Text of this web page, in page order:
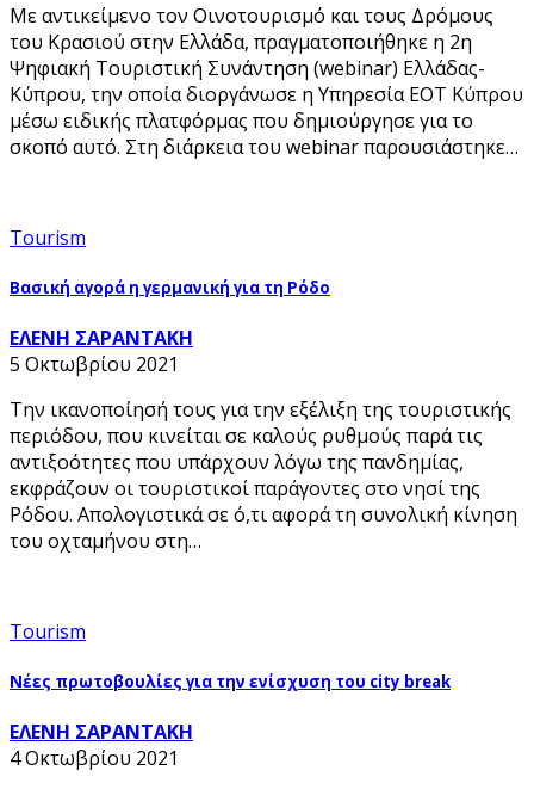
Με αντικείμενο τον Οινοτουρισμό και τους Δρόμους
του Κρασιού στην Ελλάδα, πραγματοποιήθηκε η 2η
Ψηφιακή Τουριστική Συνάντηση (webinar) Ελλάδας-
Κύπρου, την οποία διοργάνωσε η Υπηρεσία ΕΟΤ Κύπρου
μέσω ειδικής πλατφόρμας που δημιούργησε για το
σκοπό αυτό. Στη διάρκεια του webinar παρουσιάστηκε…
Tourism
Βασική αγορά η γερμανική για τη Ρόδο
ΕΛΕΝΗ ΣΑΡΑΝΤΑΚΗ
5 Οκτωβρίου 2021
Την ικανοποίησή τους για την εξέλιξη της τουριστικής
περιόδου, που κινείται σε καλούς ρυθμούς παρά τις
αντιξοότητες που υπάρχουν λόγω της πανδημίας,
εκφράζουν οι τουριστικοί παράγοντες στο νησί της
Ρόδου. Απολογιστικά σε ό,τι αφορά τη συνολική κίνηση
του οχταμήνου στη…
Tourism
Νέες πρωτοβουλίες για την ενίσχυση του city break
ΕΛΕΝΗ ΣΑΡΑΝΤΑΚΗ
4 Οκτωβρίου 2021